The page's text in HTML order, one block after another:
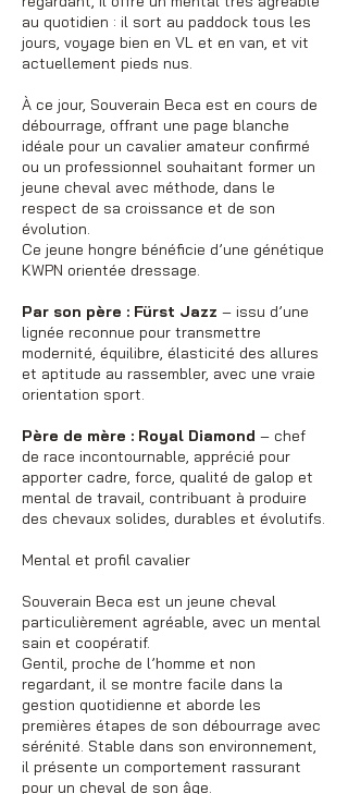
au quotidien : il sort au paddock tous les
jours, voyage bien en VL et en van, et vit
actuellement pieds nus.
À ce jour, Souverain Beca est en cours de
débourrage, offrant une page blanche
idéale pour un cavalier amateur confirmé
ou un professionnel souhaitant former un
jeune cheval avec méthode, dans le
respect de sa croissance et de son
évolution.
Ce jeune hongre bénéficie d’une génétique
KWPN orientée dressage.
Par son père : Fürst Jazz – issu d’une
lignée reconnue pour transmettre
modernité, équilibre, élasticité des allures
et aptitude au rassembler, avec une vraie
orientation sport.
Père de mère : Royal Diamond – chef
de race incontournable, apprécié pour
apporter cadre, force, qualité de galop et
mental de travail, contribuant à produire
des chevaux solides, durables et évolutifs.
Mental et profil cavalier
Souverain Beca est un jeune cheval
particulièrement agréable, avec un mental
sain et coopératif.
Gentil, proche de l’homme et non
regardant, il se montre facile dans la
gestion quotidienne et aborde les
premières étapes de son débourrage avec
sérénité. Stable dans son environnement,
il présente un comportement rassurant
pour un cheval de son âge.